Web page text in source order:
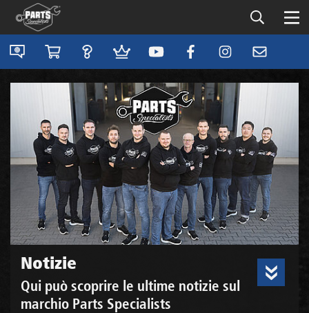
Notizie
Qui può scoprire le ultime notizie sul
marchio Parts Specialists